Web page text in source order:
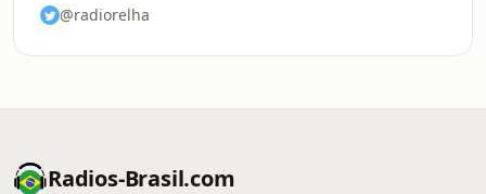
@radiorelha
Radios-Brasil.com